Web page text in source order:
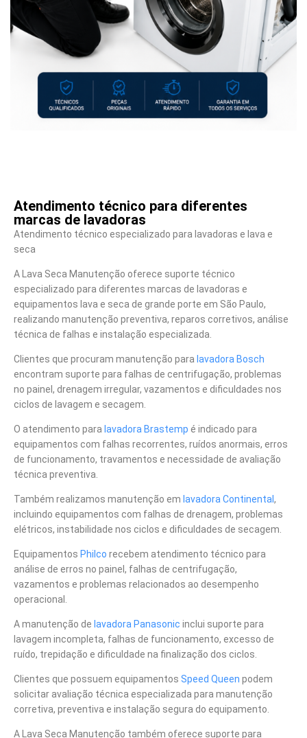
Atendimento técnico para diferentes
marcas de lavadoras
Atendimento técnico especializado para lavadoras e lava e
seca
A Lava Seca Manutenção oferece suporte técnico
especializado para diferentes marcas de lavadoras e
equipamentos lava e seca de grande porte em São Paulo,
realizando manutenção preventiva, reparos corretivos, análise
técnica de falhas e instalação especializada.
Clientes que procuram manutenção para lavadora Bosch
encontram suporte para falhas de centrifugação, problemas
no painel, drenagem irregular, vazamentos e dificuldades nos
ciclos de lavagem e secagem.
O atendimento para lavadora Brastemp é indicado para
equipamentos com falhas recorrentes, ruídos anormais, erros
de funcionamento, travamentos e necessidade de avaliação
técnica preventiva.
Também realizamos manutenção em lavadora Continental,
incluindo equipamentos com falhas de drenagem, problemas
elétricos, instabilidade nos ciclos e dificuldades de secagem.
Equipamentos Philco recebem atendimento técnico para
análise de erros no painel, falhas de centrifugação,
vazamentos e problemas relacionados ao desempenho
operacional.
A manutenção de lavadora Panasonic inclui suporte para
lavagem incompleta, falhas de funcionamento, excesso de
ruído, trepidação e dificuldade na finalização dos ciclos.
Clientes que possuem equipamentos Speed Queen podem
solicitar avaliação técnica especializada para manutenção
corretiva, preventiva e instalação segura do equipamento.
A Lava Seca Manutenção também oferece suporte para